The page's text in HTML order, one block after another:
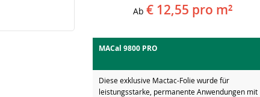
Ab € 12,55 pro m²
MACal 9800 PRO
Diese exklusive Mactac-Folie wurde für
leistungsstarke, permanente Anwendungen mit